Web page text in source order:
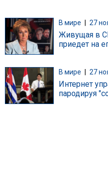
В мире | 27
Живущая в
приедет на
В мире 27
Интернет
пародируя